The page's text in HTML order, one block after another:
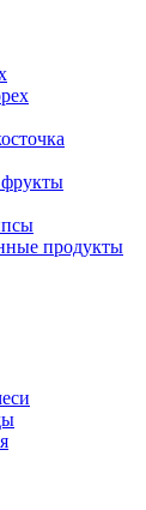
фрукты
продукты